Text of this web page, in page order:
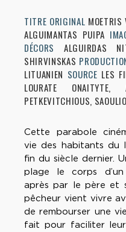
TITRE ORIGINAL
ALGUIMANTAS PUIPA
DÉCORSALGUIRDAS
SHIRVINSKAS
LITUANIEN SOURCE LES
LOURATE
PETKEVITCHIOUS,
Cette parabole
vie des habitants
fin du siècle dernier.
plage le corps
après par le père et
pêcheur vient vivre
de rembourser une
fait pour faciliter leur